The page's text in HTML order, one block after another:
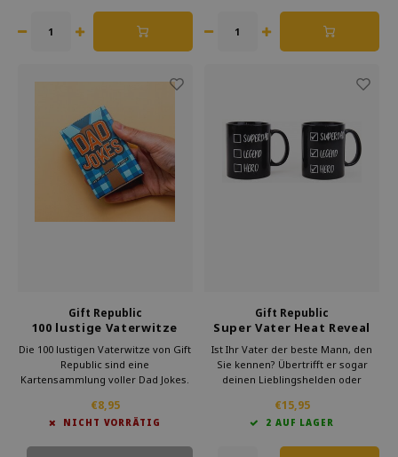
Gift Republic
100 lustige Vaterwitze
Die 100 lustigen Vaterwitze von Gift
Republic sind eine
Kartensammlung voller Dad Jokes.
und enthalten alberne, aber witzige
Wortspiele. Ein humorvolles
€8,95
NICHT VORRÄTIG
Gift Republic
Super Vater Heat Reveal
Mug
Ist Ihr Vater der beste Mann, den
Sie kennen? Übertrifft er sogar
deinen Lieblingshelden oder
wissen, wie stolz Sie auf ihn sind,
mit dieser coolen
€15,95
2 AUF LAGER